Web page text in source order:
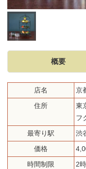
概要
店名 京
住所
東
フ
最寄り駅 渋
価格
時間制限 2